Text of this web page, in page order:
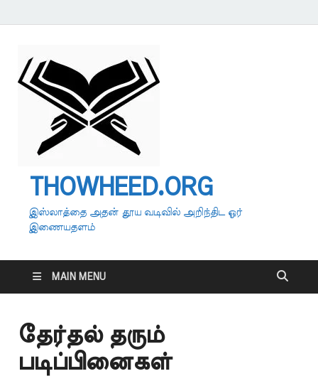
THOWHEED.ORG
இஸ்லாத்தை அதன் தூய வடிவில் அறிந்திட ஓர்
இணையதளம்
MAIN MENU
தேர்தல் தரும்
படிப்பினைகள்